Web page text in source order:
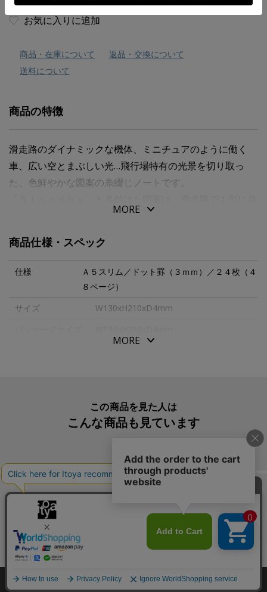
お気に入りに追加
商品・在庫について
返品・交換について
送料について
商品の特徴
滑走路のダイナミックな機体、ミニチュアのように働く
車、広い空とまぶしい光…飛行場特有の光景を切り取っ
た、色鮮やかな図案の糸綴じノートです。
び離陸待ちをしている飛行機が主役。搭乗した後、整列し
ました。表紙から裏表紙まで１枚の絵で描き、表紙を開く
と広々とした景色が目に飛び込むようにつくりました。
遊び心は中面にも。空色で統一した中紙には、タイトル線
のガイドとなる小さい飛行機をあしらいました。タイトル
を書きこめば、まるで飛行機雲のようにページを彩りま
MORE
商品仕様・スペック
仕様
Ａ５スリム／ドット罫（３ｍｍ）／２４枚（４
８ページ）
サイズ
W130xH210xD4mm
１冊
MORE
この商品を見た人は
こんな商品も見ています
こんな商品も買っています
Copyright©伊東屋 All Rights Reserved.